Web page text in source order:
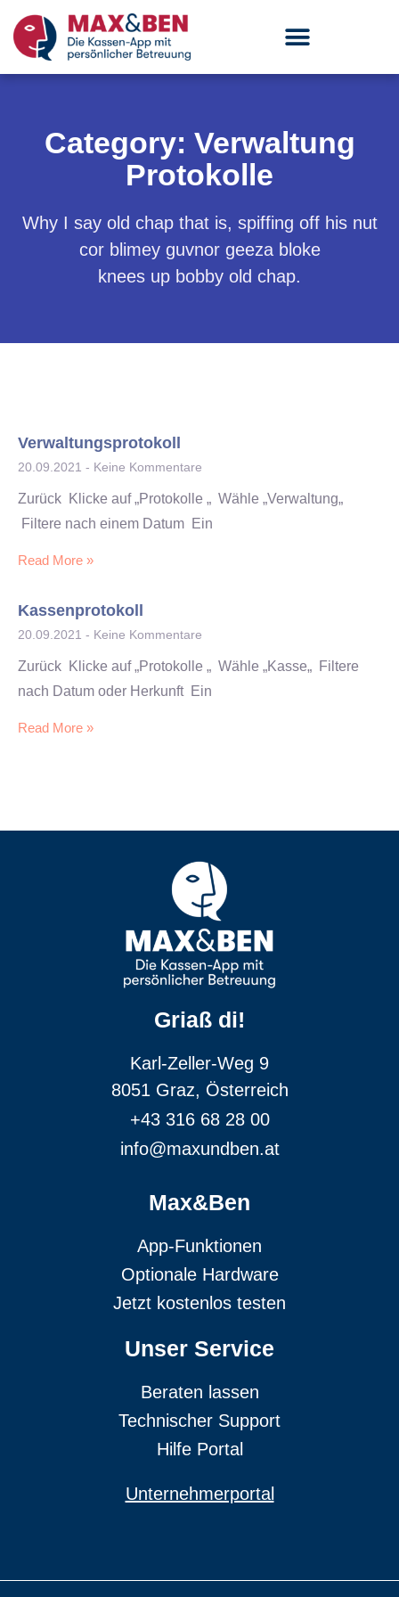
Category: Verwaltung
Protokolle
Why I say old chap that is, spiffing off his nut
cor blimey guvnor geeza bloke
knees up bobby old chap.
Verwaltungsprotokoll
20.09.2021 Keine Kommentare
Zurück Klicke auf „Protokolle „ Wähle „Verwaltung„
Filtere nach einem Datum Ein
Read More »
Kassenprotokoll
20.09.2021 Keine Kommentare
Zurück Klicke auf „Protokolle „ Wähle „Kasse„ Filtere
nach Datum oder Herkunft Ein
Read More »
Griaß di!
Karl-Zeller-Weg 9
8051 Graz, Österreich
+43 316 68 28 00
info@maxundben.at
Max&Ben
App-Funktionen
Optionale Hardware
Jetzt kostenlos testen
Unser Service
Beraten lassen
Technischer Support
Hilfe Portal
Unternehmerportal